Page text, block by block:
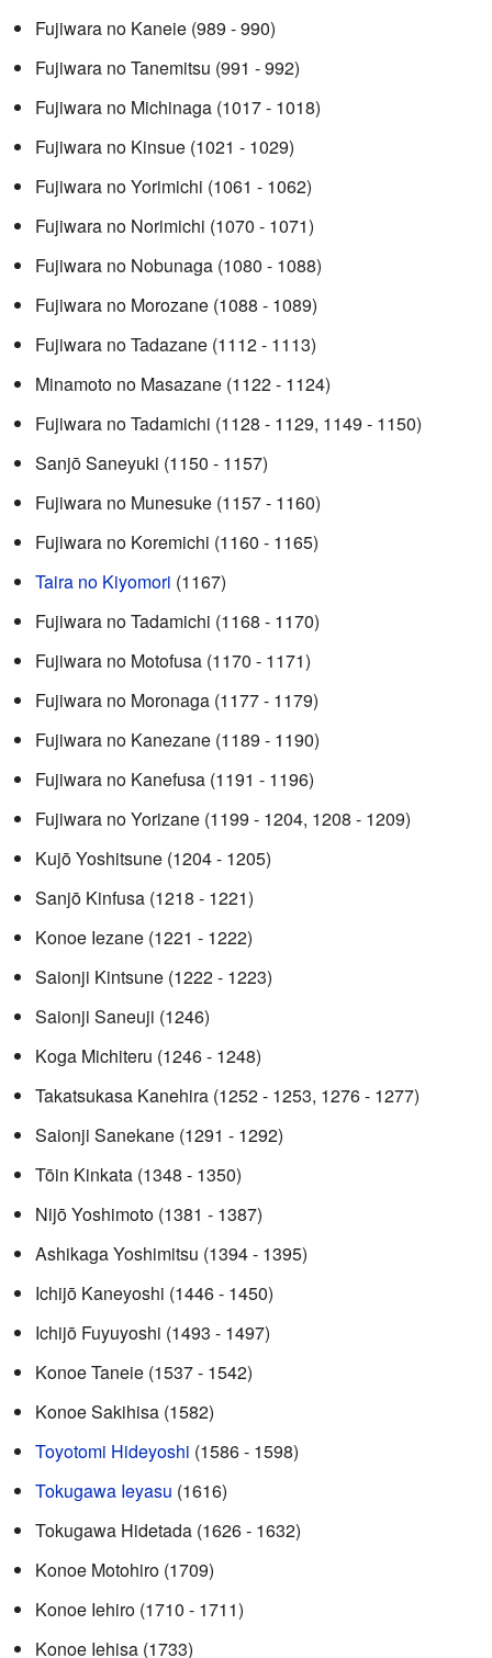
Fujiwara no Kaneie (989 - 990)
Fujiwara no Tanemitsu (991 - 992)
Fujiwara no Michinaga (1017 - 1018)
Fujiwara no Kinsue (1021 - 1029)
Fujiwara no Yorimichi (1061 - 1062)
Fujiwara no Norimichi (1070 - 1071)
Fujiwara no Nobunaga (1080 - 1088)
Fujiwara no Morozane (1088 - 1089)
Fujiwara no Tadazane (1112 - 1113)
Minamoto no Masazane (1122 - 1124)
Fujiwara no Tadamichi (1128 - 1129, 1149 - 1150)
Sanjō Saneyuki (1150 - 1157)
Fujiwara no Munesuke (1157 - 1160)
Fujiwara no Koremichi (1160 - 1165)
Taira no Kiyomori (1167)
Fujiwara no Tadamichi (1168 - 1170)
Fujiwara no Motofusa (1170 - 1171)
Fujiwara no Moronaga (1177 - 1179)
Fujiwara no Kanezane (1189 - 1190)
Fujiwara no Kanefusa (1191 - 1196)
Fujiwara no Yorizane (1199 - 1204, 1208 - 1209)
Kujō Yoshitsune (1204 - 1205)
Sanjō Kinfusa (1218 - 1221)
Konoe Iezane (1221 - 1222)
Saionji Kintsune (1222 - 1223)
Saionji Saneuji (1246)
Koga Michiteru (1246 - 1248)
Takatsukasa Kanehira (1252 - 1253, 1276 - 1277)
Saionji Sanekane (1291 - 1292)
Tōin Kinkata (1348 - 1350)
Nijō Yoshimoto (1381 - 1387)
Ashikaga Yoshimitsu (1394 - 1395)
Ichijō Kaneyoshi (1446 - 1450)
Ichijō Fuyuyoshi (1493 - 1497)
Konoe Taneie (1537 - 1542)
Konoe Sakihisa (1582)
Toyotomi Hideyoshi (1586 - 1598)
Tokugawa Ieyasu (1616)
Tokugawa Hidetada (1626 - 1632)
Konoe Motohiro (1709)
Konoe Iehiro (1710 - 1711)
Konoe Iehisa (1733)